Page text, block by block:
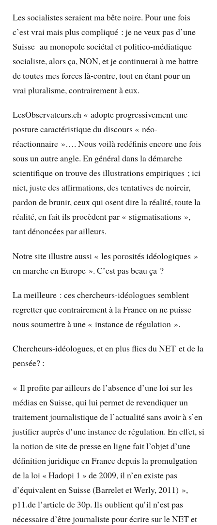
Les socialistes seraient ma bête noire. Pour une fois
c’est vrai mais plus compliqué : je ne veux pas d’une
Suisse au monopole sociétal et politico-médiatique
socialiste, alors ça, NON, et je continuerai à me battre
de toutes mes forces là-contre, tout en étant pour un
vrai pluralisme, contrairement à eux.
LesObservateurs.ch « adopte progressivement une
posture caractéristique du discours « néo-
réactionnaire »…. Nous voilà redéfinis encore une fois
sous un autre angle. En général dans la démarche
scientifique on trouve des illustrations empiriques ; ici
niet, juste des affirmations, des tentatives de noircir,
pardon de brunir, ceux qui osent dire la réalité, toute la
réalité, en fait ils procèdent par « stigmatisations »,
tant dénoncées par ailleurs.
Notre site illustre aussi « les porosités idéologiques »
en marche en Europe ». C’est pas beau ça ?
La meilleure : ces chercheurs-idéologues semblent
regretter que contrairement à la France on ne puisse
nous soumettre à une « instance de régulation ».
Chercheurs-idéologues, et en plus flics du NET et de la
pensée? :
« Il profite par ailleurs de l’absence d’une loi sur les
médias en Suisse, qui lui permet de revendiquer un
traitement journalistique de l’actualité sans avoir à s’en
justifier auprès d’une instance de régulation. En effet, si
la notion de site de presse en ligne fait l’objet d’une
définition juridique en France depuis la promulgation
de la loi « Hadopi 1 » de 2009, il n’en existe pas
d’équivalent en Suisse (Barrelet et Werly, 2011) »,
p11.de l’article de 30p. Ils oublient qu’il n’est pas
nécessaire d’être journaliste pour écrire sur le NET et